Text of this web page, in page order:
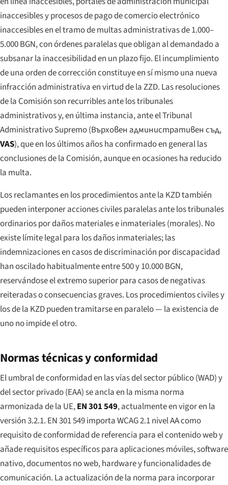
inaccesibles y procesos de pago de comercio electrónico
inaccesibles en el tramo de multas administrativas de 1.000–
5.000 BGN, con órdenes paralelas que obligan al demandado a
subsanar la inaccesibilidad en un plazo fijo. El incumplimiento
de una orden de corrección constituye en sí mismo una nueva
infracción administrativa en virtud de la ZZD. Las resoluciones
de la Comisión son recurribles ante los tribunales
administrativos y, en última instancia, ante el Tribunal
Administrativo Supremo (Върховен административен съд,
VAS), que en los últimos años ha confirmado en general las
conclusiones de la Comisión, aunque en ocasiones ha reducido
la multa.
Los reclamantes en los procedimientos ante la KZD también
pueden interponer acciones civiles paralelas ante los tribunales
ordinarios por daños materiales e inmateriales (morales). No
existe límite legal para los daños inmateriales; las
indemnizaciones en casos de discriminación por discapacidad
han oscilado habitualmente entre 500 y 10.000 BGN,
reservándose el extremo superior para casos de negativas
reiteradas o consecuencias graves. Los procedimientos civiles y
los de la KZD pueden tramitarse en paralelo — la existencia de
uno no impide el otro.
Normas técnicas y conformidad
El umbral de conformidad en las vías del sector público (WAD) y
del sector privado (EAA) se ancla en la misma norma
armonizada de la UE,EN 301 549, actualmente en vigor en la
versión 3.2.1. EN 301 549 importa WCAG 2.1 nivel AA como
requisito de conformidad de referencia para el contenido web y
añade requisitos específicos para aplicaciones móviles, software
nativo, documentos no web, hardware y funcionalidades de
comunicación. La actualización de la norma para incorporar